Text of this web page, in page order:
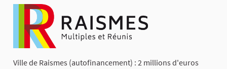
Ville de Raismes (autofinancement) : 2 millions d'euros